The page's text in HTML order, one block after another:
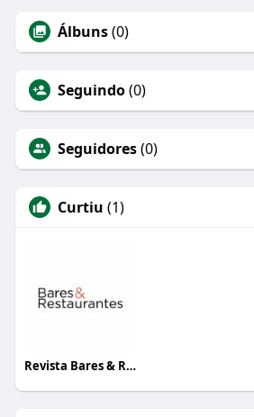
Álbuns(0)
Seguindo(0)
Seguidores(0)
Curtiu (1)
Revista Bares & Restaurantes